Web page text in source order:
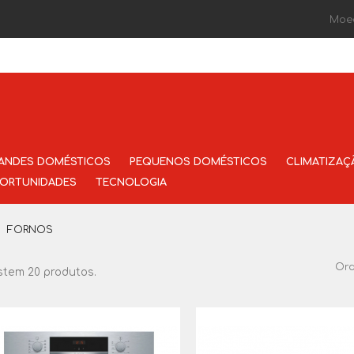
DOMÉSTICOS PEQUENOS DOMÉSTICOS
TECNOLOGIA
FORNOS
20 produtos.